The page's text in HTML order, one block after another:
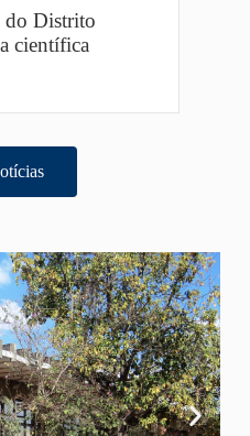
do Distrito
científica